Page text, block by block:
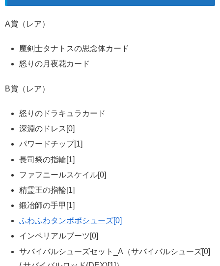
A賞（レア）
魔剣士タナトスの思念体カード
怒りの月夜花カード
B賞（レア）
怒りのドラキュラカード
深淵のドレス[0]
パワードチップ[1]
長司祭の指輪[1]
ファフニールスケイル[0]
精霊王の指輪[1]
鍛冶師の手甲[1]
ふわふわタンポポシューズ[0]
インペリアルブーツ[0]
サバイバルシューズセット_A（サバイバルシューズ[0]